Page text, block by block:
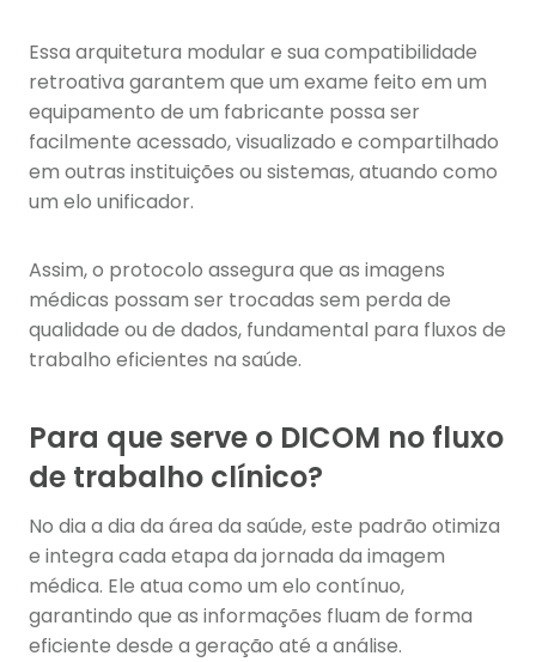
Essa arquitetura modular e sua compatibilidade
retroativa garantem que um exame feito em um
equipamento de um fabricante possa ser
facilmente acessado, visualizado e compartilhado
em outras instituições ou sistemas, atuando como
um elo unificador.
Assim, o protocolo assegura que as imagens
médicas possam ser trocadas sem perda de
qualidade ou de dados, fundamental para fluxos de
trabalho eficientes na saúde.
Para que serve o DICOM no fluxo
de trabalho clínico?
No dia a dia da área da saúde, este padrão otimiza
e integra cada etapa da jornada da imagem
médica. Ele atua como um elo contínuo,
garantindo que as informações fluam de forma
eficiente desde a geração até a análise.